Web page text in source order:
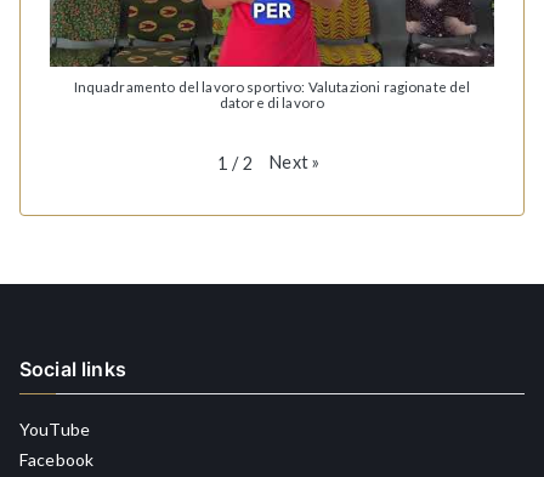
Inquadramento del lavoro sportivo: Valutazioni ragionate del
datore di lavoro
1 / 2 Next»
Social links
YouTube
Facebook